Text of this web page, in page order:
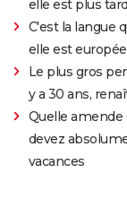
elle est plus
C'est la langue
elle est
Le plus gros
y a 30 ans,
Quelle amende
devez
vacances